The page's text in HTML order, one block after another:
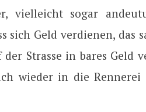
vielleicht sogar
sich Geld verdienen, das
Strasse in bares Geld
wieder in die Rennerei